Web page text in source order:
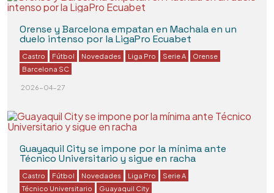
Orense y Barcelona empatan en Machala en un
duelo intenso por la LigaPro Ecuabet
Castro Fútbol Novedades Liga Pro Serie A
Orense
Barcelona SC
2026-04-27
Guayaquil City se impone por la mínima ante
Técnico Universitario y sigue en racha
Castro Fútbol Novedades Liga Pro
Serie A
Técnico Universitario
Guayaquil City